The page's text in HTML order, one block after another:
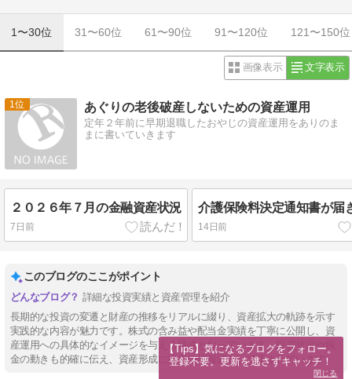
1〜30位 31〜60位 61〜90位 91〜120位 121〜150位
画像表示 文字表示
1 あぐりの老後破産しないための資産運用
定年２年前に早期退職したおやじの資産運用をありのま
まに書いていきます
２０２６年７月の金融資産状況
7日前
介護保険料決定通知書が届
14日前
このブログのここがポイント
詳細な投資実績と資産管理を紹介
長期的な投資の変遷と財産の推移をリアルに綴り、資産拡大の軌跡を示す
実践的な内容が魅力です。株式の含み益や配当金実績を丁寧に公開し、資
産運用への具体的なイメージを与える構成となっています。投資状況や税
金の動きも的確に伝え、資産形成に役立つ情報源として読まれています。
【Tips】気になるブログをフォロー。
登録不要。更新を逃さずキャッチ！
閉じる